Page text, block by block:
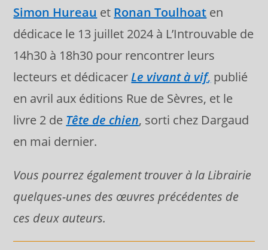
Simon Hureau et Ronan Toulhoat en
dédicace le 13 juillet 2024 à L’Introuvable de
14h30 à 18h30 pour rencontrer leurs
lecteurs et dédicacerLe vivant à vif, publié
en avril aux éditions Rue de Sèvres, et le
livre 2 de Tête de chien, sorti chez Dargaud
en mai dernier.
Vous pourrez également trouver à la Librairie
quelques-unes des œuvres précédentes de
ces deux auteurs.